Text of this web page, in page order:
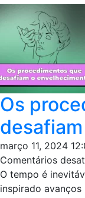
Os
março 11, 2024
Comentários
O tempo é
inspirado